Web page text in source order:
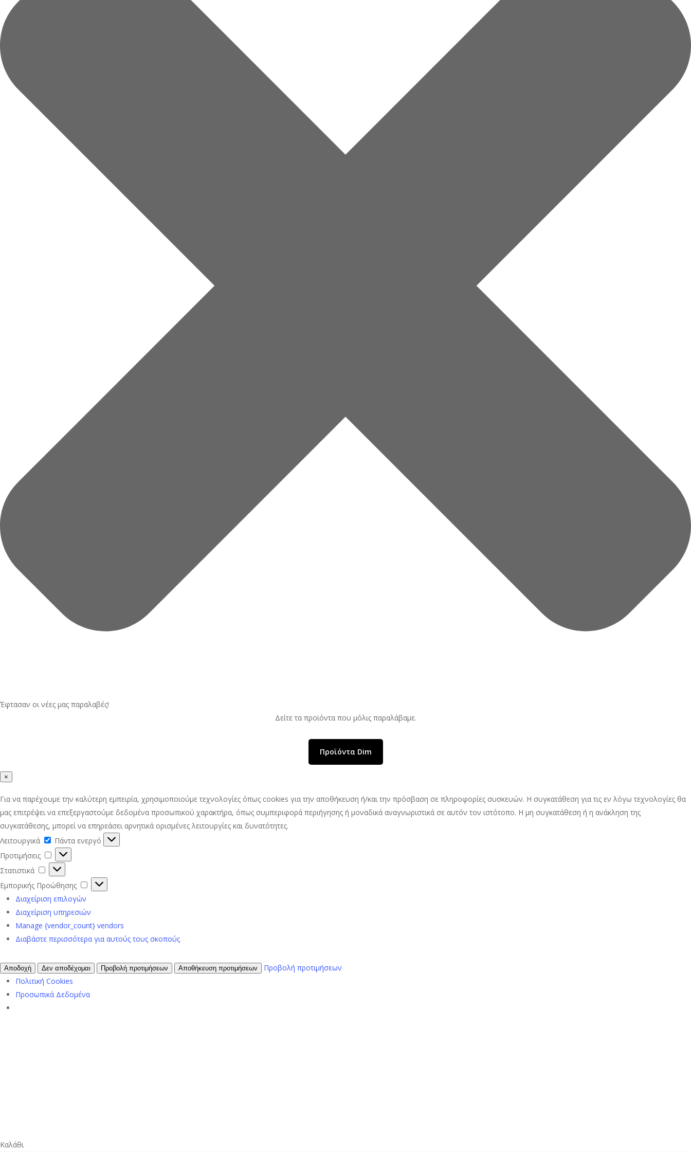
Για να παρέχουμε την καλύτερη εμπειρία, χρησιμοποιούμε τεχνολογίες όπως cookies για την αποθήκευση ή/και την πρόσβαση σε πληροφορίες συσκευών. Η συγκατάθεση για τις εν λόγω τεχνολογίες θα
μας επιτρέψει να επεξεργαστούμε δεδομένα προσωπικού χαρακτήρα, όπως συμπεριφορά περιήγησης ή μοναδικά αναγνωριστικά σε αυτόν τον ιστότοπο. Η μη συγκατάθεση ή η ανάκληση της
συγκατάθεσης, μπορεί να επηρεάσει αρνητικά ορισμένες λειτουργίες και δυνατότητες.
Λειτουργικά
Λειτουργικά
Πάντα ενεργό
Προτιμήσεις
Προτιμήσεις
Στατιστικά
Στατιστικά
Εμπορικής Προώθησης
Εμπορικής
Διαχείριση επιλογών
Διαχείριση υπηρεσιών
Manage {vendor_count} vendors
Διαβάστε περισσότερα για αυτούς τους σκοπούς
Αποδοχή Δεν αποδέχομαι Προβολή προτιμήσεων Αποθήκευση προτιμήσεων
Προβολή προτιμήσεων
Πολιτική Cookies
Προσωπικά Δεδομένα
Καλάθι
Έφτασαν οι νέες μας παραλαβές!
Δείτε τα προϊόντα που μόλις παραλάβαμε.
Προϊόντα Dim
×